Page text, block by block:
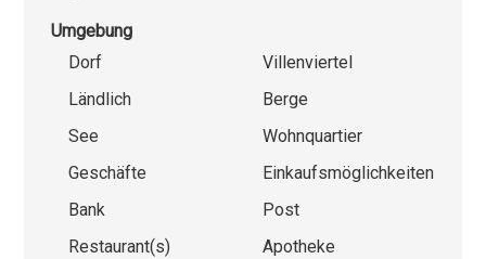
Umgebung
Dorf
Villenviertel
Ländlich
Berge
See
Wohnquartier
Geschäfte
Einkaufsmöglichkeiten
Bank
Post
Restaurant(s)
Apotheke